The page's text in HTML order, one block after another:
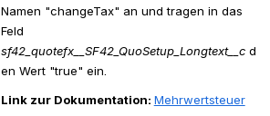
Namen "changeTax" an und tragen in das
sf42_quotefx__SF42_QuoSetup_Longtext__c d
en Wert "true" ein.
Link zur Dokumentation: Mehrwertsteuer